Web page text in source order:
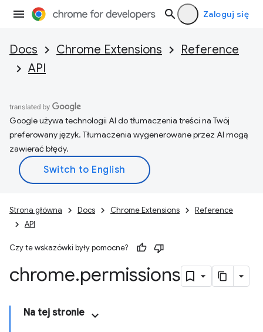
Zaloguj się
Docs Chrome Extensions
Reference
API
Google używa technologii AI do tłumaczenia treści na Twój
preferowany język. Tłumaczenia wygenerowane przez AI mogą
zawierać błędy.
Strona główna Docs Chrome Extensions
Reference
API
Czy te wskazówki były pomocne?
chrome.permissions
Na tej stronie